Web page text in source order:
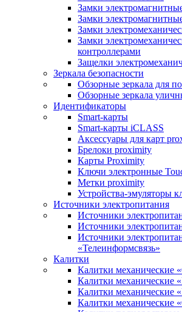
Замки
Замки
Замки
Замки
контроллерами
Защелки
Зеркала безопасности
Обзорные зеркала для
Обзорные зеркала
Идентификаторы
Smart-карты
Smart-карты iCLASS
Аксессуары для карт
Брелоки proximity
Карты Proximity
Ключи электронные
Метки proximity
Устройства-эмуляторы
Источники электропитания
Источники
Источники
Источники
«Телеинформсвязь»
Калитки
Калитки механические
Калитки механические
Калитки механические
Калитки механические